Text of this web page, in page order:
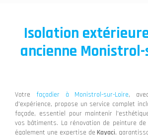
Isolation
ancienne
Votre façadier à Monistrol-sur-Loire,
d'expérience, propose un service complet
façade, essentiel pour maintenir
vos bâtiments. La rénovation de peinture
également une expertise de Kayaci,